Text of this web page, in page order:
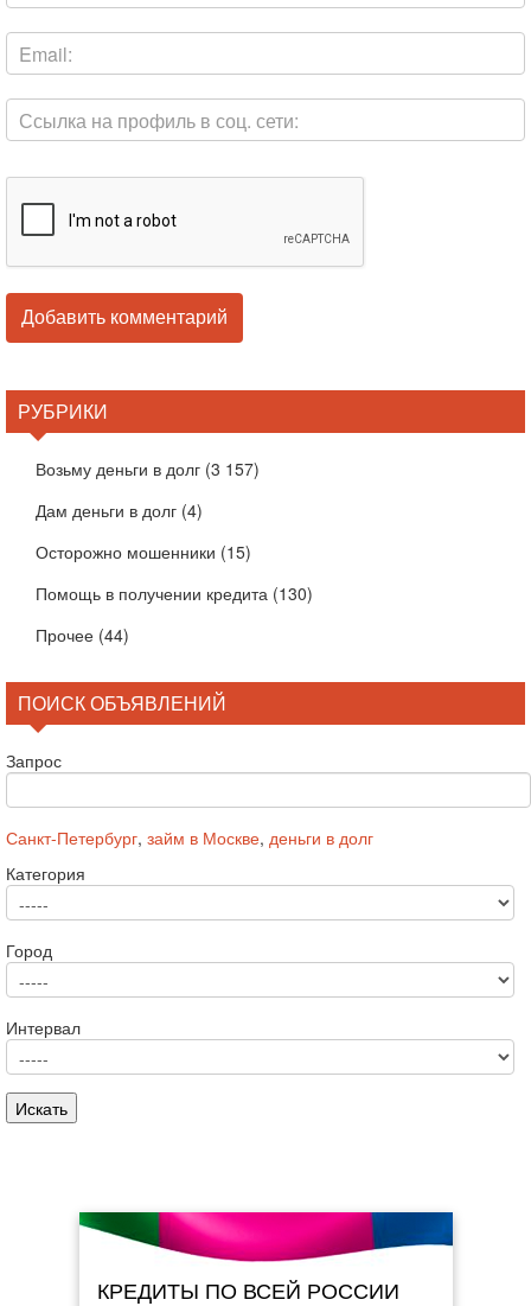
РУБРИКИ
Возьму деньги в долг (3 157)
Дам деньги в долг (4)
Осторожно мошенники (15)
Помощь в получении кредита (130)
Прочее (44)
ПОИСК ОБЪЯВЛЕНИЙ
Запрос
Санкт-Петербург, займ в Москве, деньги в долг
Категория
Город
Интервал
КРЕДИТЫ ПО ВСЕЙ РОССИИ